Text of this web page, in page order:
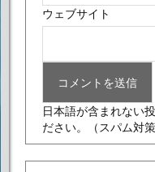
ウェブサイト
日本語が含まれない
ださい。
（スパム対策